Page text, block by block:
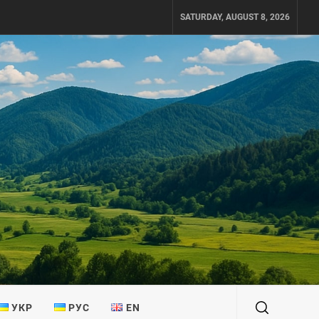
SATURDAY, AUGUST 8, 2026
УКР РУС EN